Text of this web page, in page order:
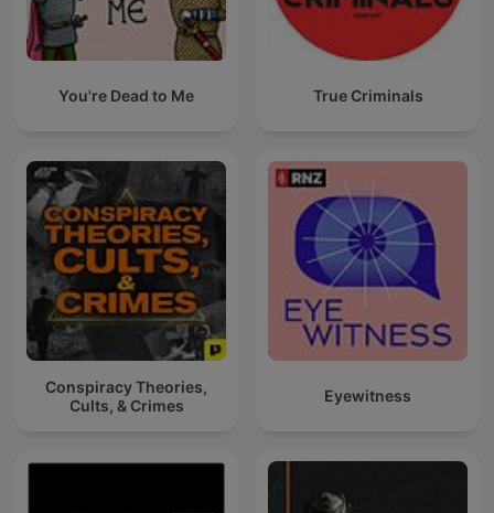
You're Dead to Me True Criminals
Conspiracy Theories,
Cults, & Crimes
Eyewitness